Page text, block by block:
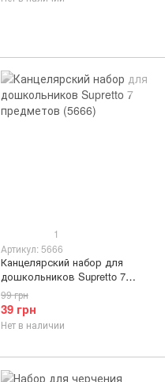
1
Артикул: 5666
Канцелярский набор для
дошкольников Supretto 7
предметов (5666)
39 грн
99 грн
Нет в наличии